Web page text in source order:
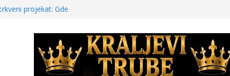
projekat: Gde
i sekularne
traženije Španija,